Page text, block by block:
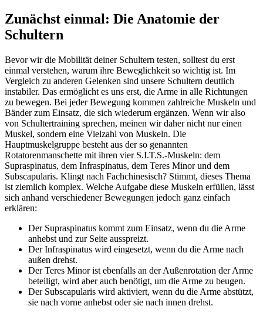
Zunächst einmal: Die Anatomie der
Schultern
Bevor wir die Mobilität deiner Schultern testen, solltest du erst
einmal verstehen, warum ihre Beweglichkeit so wichtig ist. Im
Vergleich zu anderen Gelenken sind unsere Schultern deutlich
instabiler. Das ermöglicht es uns erst, die Arme in alle Richtungen
zu bewegen. Bei jeder Bewegung kommen zahlreiche Muskeln und
Bänder zum Einsatz, die sich wiederum ergänzen. Wenn wir also
von Schultertraining sprechen, meinen wir daher nicht nur einen
Muskel, sondern eine Vielzahl von Muskeln. Die
Hauptmuskelgruppe besteht aus der so genannten
Rotatorenmanschette mit ihren vier S.I.T.S.-Muskeln: dem
Supraspinatus, dem Infraspinatus, dem Teres Minor und dem
Subscapularis. Klingt nach Fachchinesisch? Stimmt, dieses Thema
ist ziemlich komplex. Welche Aufgabe diese Muskeln erfüllen, lässt
sich anhand verschiedener Bewegungen jedoch ganz einfach
erklären:
Der Supraspinatus kommt zum Einsatz, wenn du die Arme
anhebst und zur Seite ausspreizt.
Der Infraspinatus wird eingesetzt, wenn du die Arme nach
außen drehst.
Der Teres Minor ist ebenfalls an der Außenrotation der Arme
beteiligt, wird aber auch benötigt, um die Arme zu beugen.
Der Subscapularis wird aktiviert, wenn du die Arme abstützt,
sie nach vorne anhebst oder sie nach innen drehst.